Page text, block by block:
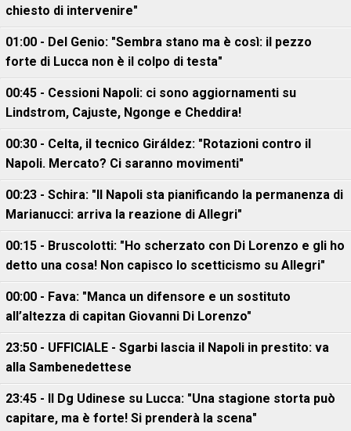
chiesto di intervenire"
01:00 - Del Genio: "Sembra stano ma è così: il pezzo
forte di Lucca non è il colpo di testa"
00:45 - Cessioni Napoli: ci sono aggiornamenti su
Lindstrom, Cajuste, Ngonge e Cheddira!
00:30 - Celta, il tecnico Giráldez: "Rotazioni contro il
Napoli. Mercato? Ci saranno movimenti"
00:23 - Schira: "Il Napoli sta pianificando la permanenza di
Marianucci: arriva la reazione di Allegri"
00:15 - Bruscolotti: "Ho scherzato con Di Lorenzo e gli ho
detto una cosa! Non capisco lo scetticismo su Allegri"
00:00 - Fava: "Manca un difensore e un sostituto
all’altezza di capitan Giovanni Di Lorenzo"
23:50 - UFFICIALE - Sgarbi lascia il Napoli in prestito: va
alla Sambenedettese
23:45 - Il Dg Udinese su Lucca: "Una stagione storta può
capitare, ma è forte! Si prenderà la scena"